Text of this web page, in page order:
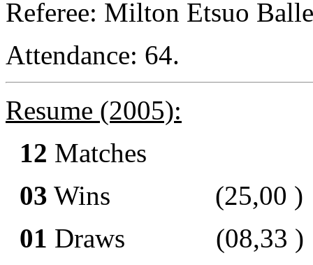
Referee: Milton Etsuo
Attendance: 64.
Resume (2005):
12 Matches
03 Wins
(25,00 )
01 Draws
(08,33 )